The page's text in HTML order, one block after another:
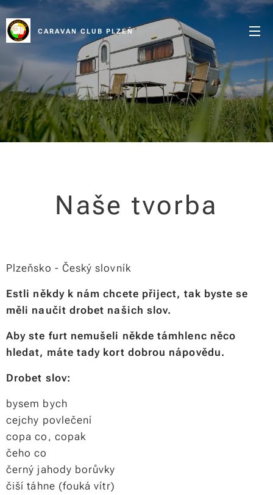
CARAVAN CLUB PLZEŇ
Naše tvorba
Plzeňsko - Český slovník
Estli někdy k nám chcete přiject, tak byste se
měli naučit drobet našich slov.
Aby ste furt nemušeli někde támhlenc něco
hledat, máte tady kort dobrou nápovědu.
Drobet slov:
bysem bych
cejchy povlečení
copa co, copak
čeho co
černý jahody borůvky
čiší táhne (fouká vítr)